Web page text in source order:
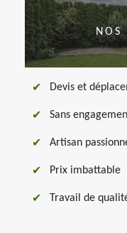
NOS
Devis et
Sans
Artisan
Prix imbattable
Travail de